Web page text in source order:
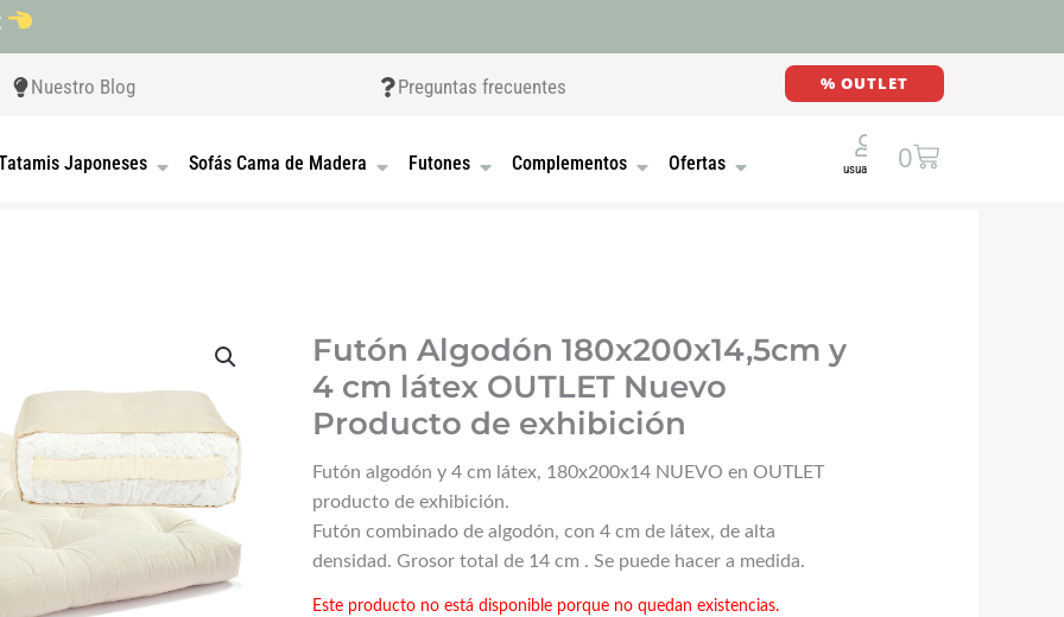
Nuestro Blog Preguntas frecuentes % OUTLET
CAMAS JAPONESAS
Japoneses OPEN TATAMIS JAPONESES
Sofás Cama de Madera OPEN SOFÁS CAMA DE MADERA
Futones OPEN FUTONES
Complementos OPEN COMPLEMENTOS
Ofertas 0
Cart
Futón Algodón 180x200x14,5cm y
4 cm látex OUTLET Nuevo
Producto de exhibición
Futón algodón y 4 cm látex, 180x200x14 NUEVO en OUTLET
producto de exhibición.
Futón combinado de algodón, con 4 cm de látex, de alta
densidad. Grosor total de 14 cm . Se puede hacer a medida.
Este producto no está disponible porque no quedan existencias.